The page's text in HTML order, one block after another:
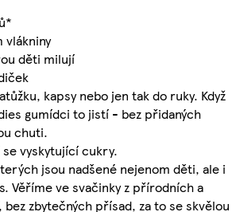
vlákniny
děti milují
kapsy nebo jen tak do ruky. Když
gumídci to jistí - bez přidaných
chuti.
vyskytující cukry.
jsou nadšené nejenom děti, ale i
Věříme ve svačinky z přírodních a
zbytečných přísad, za to se skvělou